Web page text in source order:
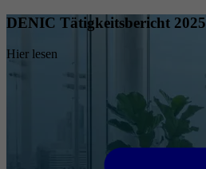
DENIC Tätigkeitsbericht 2025
Hier lesen